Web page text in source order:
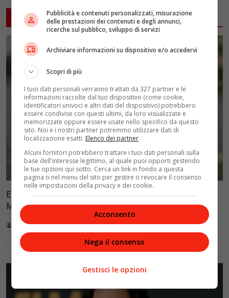
ARTICOLI CORRELATI
Ellen Burstyn riceve il Leone d’Oro alla carriera alla
Mostra di Venezia 2026
Redazione VelvetMAG 4 Agosto 2026
Leggi di più
Pubblicità e contenuti personalizzati, misurazione
delle prestazioni dei contenuti e degli annunci,
ricerche sul pubblico, sviluppo di servizi
Archiviare informazioni su dispositivo e/o accedervi
Scopri di più
I tuoi dati personali verranno trattati da 327 partner e le
informazioni raccolte dal tuo dispositivo (come cookie,
identificatori univoci e altri dati del dispositivo) potrebbero
essere condivise con questi ultimi, da loro visualizzate e
memorizzate oppure essere usate nello specifico da questo
sito. Noi e i nostri partner potremmo utilizzare dati di
localizzazione esatti. Elenco dei partner.
Alcuni fornitori potrebbero trattare i tuoi dati personali sulla
base dell'interesse legittimo, al quale puoi opporti gestendo
le tue opzioni qui sotto. Cerca un link in fondo a questa
pagina o nel menu del sito per gestire o revocare il consenso
nelle impostazioni della privacy e dei cookie.
Acconsento
Nega il consenso
Gestisci le opzioni